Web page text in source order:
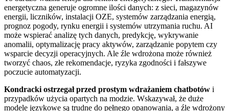
energetyczna generuje ogromne ilości danych: z sieci, magazynów
energii, liczników, instalacji OZE, systemów zarządzania energią,
prognoz pogody, rynku energii i systemów utrzymania ruchu. AI
może wspierać analizę tych danych, predykcję, wykrywanie
anomalii, optymalizację pracy aktywów, zarządzanie popytem czy
wsparcie decyzji operacyjnych. Ale źle wdrożona może również
tworzyć chaos, złe rekomendacje, ryzyka zgodności i fałszywe
poczucie automatyzacji.
Kondracki ostrzegał przed prostym wdrażaniem chatbotów i
przypadków użycia opartych na modzie. Wskazywał, że duże
modele językowe są trudne do pełnego opanowania, a źle wdrożony